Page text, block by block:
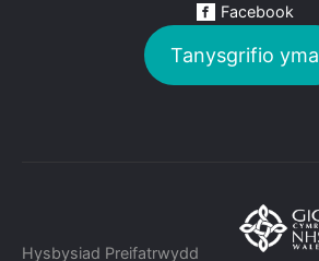
Facebook
Tanysgrifio yma
Hysbysiad Preifatrwydd